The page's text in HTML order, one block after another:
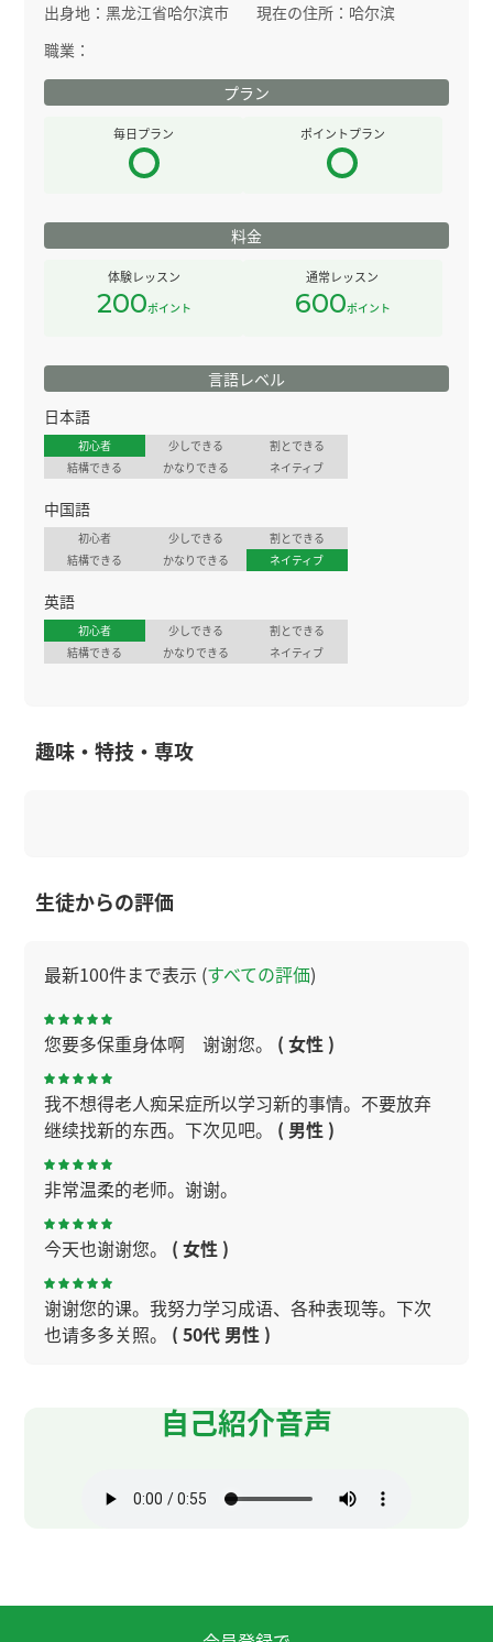
出身地：黑龙江省哈尔滨市 現在の住所： 哈尔滨
職業：
プラン
毎日プラン ポイントプラン
料金
体験レッスン
200ポイント
通常レッスン
600ポイント
言語レベル
日本語
初心者 少しできる
割とできる
結構できる
かなりできる ネイティブ
中国語
初心者 少しできる
割とできる
結構できる
かなりできる ネイティブ
英語
初心者 少しできる
割とできる
結構できる
かなりできる ネイティブ
趣味・特技・専攻
生徒からの評価
最新100件まで表示 (すべての評価)
您要多保重身体啊 谢谢您。 ( 女性 )
我不想得老人痴呆症所以学习新的事情。不要放弃
继续找新的东西。下次见吧。 ( 男性 )
非常温柔的老师。谢谢。
今天也谢谢您。 ( 女性 )
谢谢您的课。我努力学习成语、各种表现等。下次
也请多多关照。 ( 50代 男性 )
谢谢老师的耐心指导！今天是第一次上了老师的
自己紹介音声